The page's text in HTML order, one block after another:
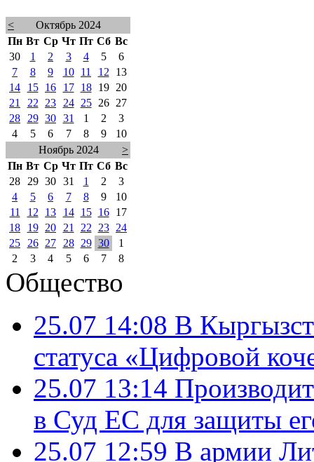
<
Октябрь 2024
Пн Вт Ср Чт Пт Сб Вс
30
1 2 3 4 5
6
7
8 9 10 11 12
13
14
15 16 17 18 19
20
21
22 23 24 25 26
27
28
29 30 31 1 2
3
4
5 6 7 8 9
10
Ноябрь 2024
>
Пн Вт Ср Чт Пт Сб Вс
28
29 30 31 1 2
3
4
5 6 7 8 9
10
11
12 13 14 15 16
17
18
19 20 21 22 23
24
25
26 27 28 29 30
1
2
3 4 5 6 7 8
Общество
25.07 14:08 В
статуса «Цифровой
25.07 13:14
в Суд ЕС для защиты
25.07 12:59 В армии